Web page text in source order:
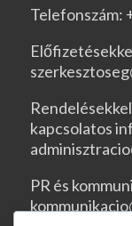
Telefonszám:
kapcsolatos
PR és